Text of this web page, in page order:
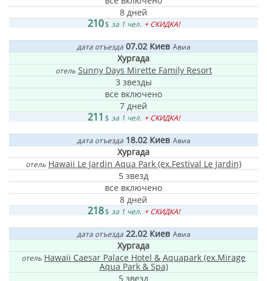
8 дней
210$ за 1 чел. + СКИДКА!
дата отъезда 07.02Киев Авиа
Хургада
отель Sunny Days Mirette Family Resort
3 звезды
все включено
7 дней
211 $ за 1 чел. + СКИДКА!
дата отъезда 18.02Киев Авиа
Хургада
отель Hawaii Le Jardin Aqua Park (ex.Festival Le Jardin)
5 звезд
все включено
8 дней
218$ за 1 чел. + СКИДКА!
дата отъезда 22.02Киев Авиа
Хургада
отель Hawaii Caesar Palace Hotel & Aquapark (ex.Mirage
Aqua Park & Spa)
5 звезд